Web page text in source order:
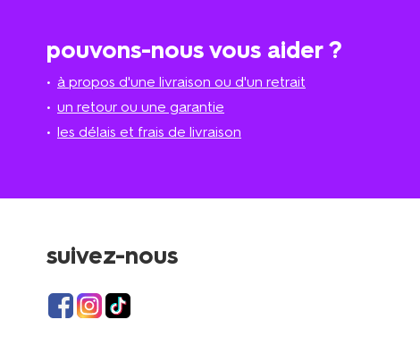
pouvons-nous vous aider ?
à propos d'une livraison ou d'un retrait
un retour ou une garantie
les délais et frais de livraison
suivez-nous